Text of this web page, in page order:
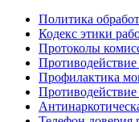
Политика
Кодекс этики
Протоколы
Профилактика